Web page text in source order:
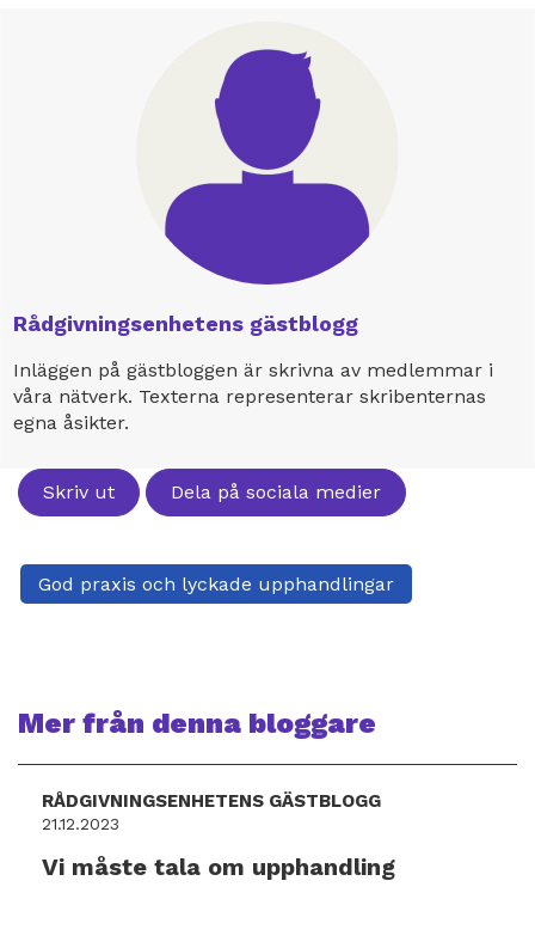
Rådgivningsenhetens gästblogg
Inläggen på gästbloggen är skrivna av medlemmar i
våra nätverk. Texterna representerar skribenternas
egna åsikter.
Skriv ut Dela på sociala medier
God praxis och lyckade upphandlingar
Mer från denna bloggare
RÅDGIVNINGSENHETENS GÄSTBLOGG
21.12.2023
Vi måste tala om upphandling